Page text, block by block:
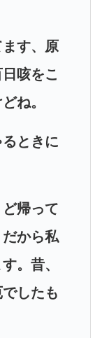
す、原
咳をこ
ね。
ときに
帰って
から私
。昔、
したも